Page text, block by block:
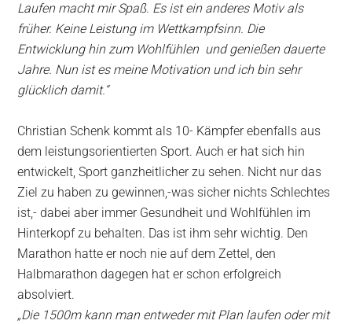
Laufen macht mir Spaß. Es ist ein anderes Motiv als
früher. Keine Leistung im Wettkampfsinn. Die
Entwicklung hin zum Wohlfühlen und genießen dauerte
Jahre. Nun ist es meine Motivation und ich bin sehr
glücklich damit.“
Christian Schenk kommt als 10- Kämpfer ebenfalls aus
dem leistungsorientierten Sport. Auch er hat sich hin
entwickelt, Sport ganzheitlicher zu sehen. Nicht nur das
Ziel zu haben zu gewinnen,-was sicher nichts Schlechtes
ist,- dabei aber immer Gesundheit und Wohlfühlen im
Hinterkopf zu behalten. Das ist ihm sehr wichtig. Den
Marathon hatte er noch nie auf dem Zettel, den
Halbmarathon dagegen hat er schon erfolgreich
absolviert.
„Die 1500m kann man entweder mit Plan laufen oder mit